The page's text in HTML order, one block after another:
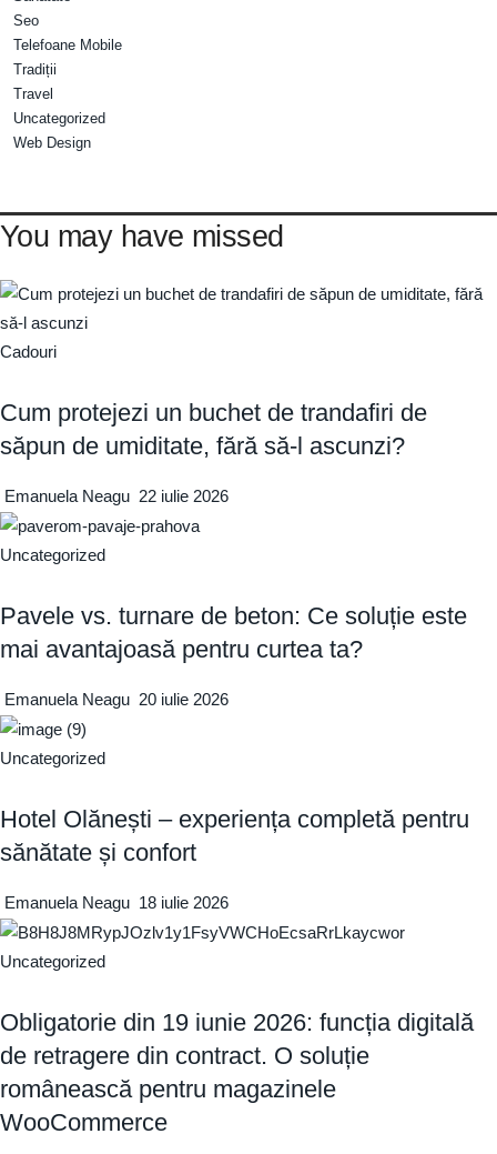
Seo
Telefoane Mobile
Tradiții
Travel
Uncategorized
Web Design
You may have missed
Cadouri
Cum protejezi un buchet de trandafiri de
săpun de umiditate, fără să-l ascunzi?
Emanuela Neagu 22 iulie 2026
Uncategorized
Pavele vs. turnare de beton: Ce soluție este
mai avantajoasă pentru curtea ta?
Emanuela Neagu 20 iulie 2026
Uncategorized
Hotel Olănești – experiența completă pentru
sănătate și confort
Emanuela Neagu 18 iulie 2026
Uncategorized
Obligatorie din 19 iunie 2026: funcția digitală
de retragere din contract. O soluție
românească pentru magazinele
WooCommerce